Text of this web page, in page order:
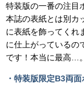
特装版の一番の注目
本誌の表紙とは別カ
に表紙を飾ってくれ
に仕上がっているの
です！本当に最高…。
・特装版限定B3両